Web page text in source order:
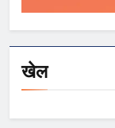
खेल